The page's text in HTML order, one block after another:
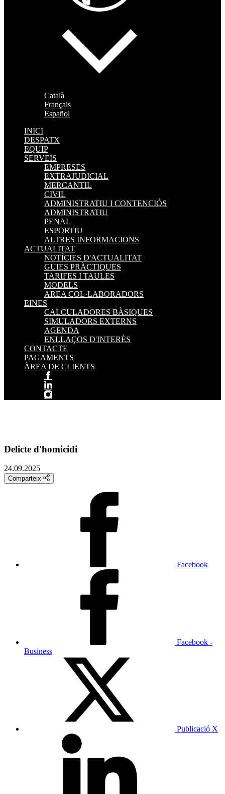
Català
Français
Español
INICI
DESPATX
EQUIP
SERVEIS
EMPRESES
EXTRAJUDICIAL
MERCANTIL
CIVIL
ADMINISTRATIU I CONTENCIÓS
ADMINISTRATIU
PENAL
ESPORTIU
ALTRES INFORMACIONS
ACTUALITAT
NOTÍCIES D'ACTUALITAT
GUIES PRÀCTIQUES
TARIFES I TAULES
MODELS
AREA COL·LABORADORS
EINES
CALCULADORES BÀSIQUES
SIMULADORS EXTERNS
AGENDA
ENLLAÇOS D'INTERÈS
CONTACTE
PAGAMENTS
ÀREA DE CLIENTS
Delicte d'homicidi
24.09.2025
Comparteix
Facebook
Facebook -
Business
Publicació X